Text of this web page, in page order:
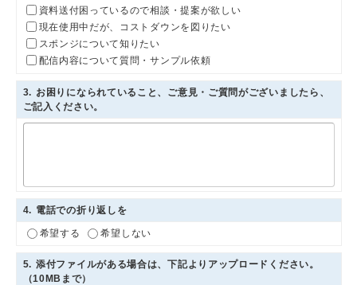
資料送付困っているので相談・提案が欲しい
現在使用中だが、コストダウンを図りたい
スポンジについて知りたい
配信内容について質問・サンプル依頼
3. お困りになられていること、ご意見・ご質問がございましたら、
ご記入ください。
4. 電話での折り返しを
希望する 希望しない
5. 添付ファイルがある場合は、下記よりアップロードください。
（10MBまで）